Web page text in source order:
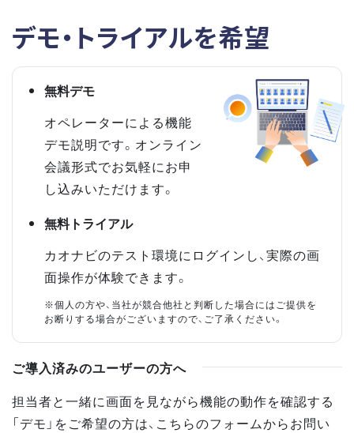
デモ・トライアルを希望
無料デモ
オペレーターによる機能
デモ説明です。オンライン
会議形式でお気軽にお申
し込みいただけます。
無料トライアル
カオナビのテスト環境にログインし、実際の画
面操作が体験できます。
※個人の方や、当社が競合他社と判断した場合にはご提供を
お断りする場合がございますので、ご了承ください。
ご導入済みのユーザーの方へ
担当者と一緒に画面を見ながら機能の動作を確認する
「デモ」をご希望の方は、こちらのフォームからお問い